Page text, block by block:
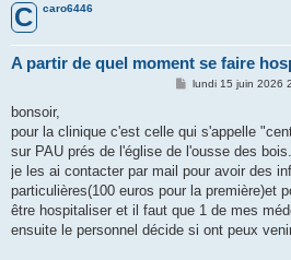
C caro6446
A partir de quel moment se faire
M
a
g
lundi 15 juin 2026
bonsoir,
pour la clinique c'est celle qui s'appelle
sur PAU prés de l'église de l'ousse des bois.
je les ai contacter par mail pour avoir des
particulières(100 euros pour la première)et
être hospitaliser et il faut que 1 de mes
ensuite le personnel décide si ont peux